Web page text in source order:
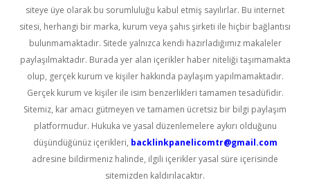
siteye üye olarak bu sorumluluğu kabul etmiş sayılırlar. Bu internet
sitesi, herhangi bir marka, kurum veya şahıs şirketi ile hiçbir bağlantısı
bulunmamaktadır. Sitede yalnızca kendi hazırladığımız makaleler
paylaşılmaktadır. Burada yer alan içerikler haber niteliği taşımamakta
olup, gerçek kurum ve kişiler hakkında paylaşım yapılmamaktadır.
Gerçek kurum ve kişiler ile isim benzerlikleri tamamen tesadüfidir.
Sitemiz, kar amacı gütmeyen ve tamamen ücretsiz bir bilgi paylaşım
platformudur. Hukuka ve yasal düzenlemelere aykırı olduğunu
düşündüğünüz içerikleri, backlinkpanelicomtr@gmail.com
adresine bildirmeniz halinde, ilgili içerikler yasal süre içerisinde
sitemizden kaldırılacaktır.